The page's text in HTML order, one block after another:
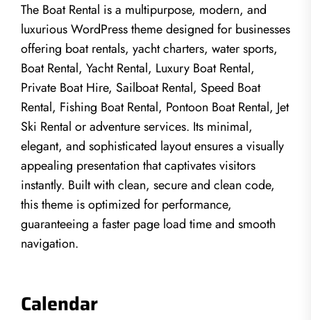
The Boat Rental is a multipurpose, modern, and
luxurious WordPress theme designed for businesses
offering boat rentals, yacht charters, water sports,
Boat Rental, Yacht Rental, Luxury Boat Rental,
Private Boat Hire, Sailboat Rental, Speed Boat
Rental, Fishing Boat Rental, Pontoon Boat Rental, Jet
Ski Rental or adventure services. Its minimal,
elegant, and sophisticated layout ensures a visually
appealing presentation that captivates visitors
instantly. Built with clean, secure and clean code,
this theme is optimized for performance,
guaranteeing a faster page load time and smooth
navigation.
Calendar